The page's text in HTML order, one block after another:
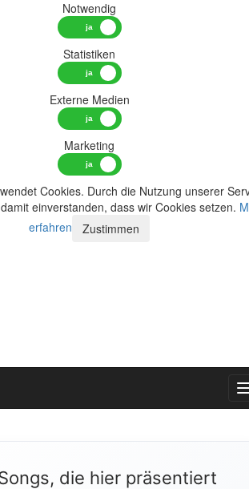
Notwendig
Statistiken
Externe Medien
Marketing
Cookies. Durch die Nutzung unserer
einverstanden, dass wir Cookies setzen.
erfahren
Zustimmen
die hier präsentiert